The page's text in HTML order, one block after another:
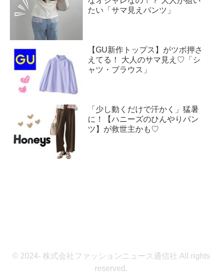
たい「サマ見えパンツ」
【GU新作トップス】がツボ押さ
えてる！ 大人のサマ見え♡「シ
ャツ・ブラウス」
「少し動くだけで汗かく」猛暑
に！【ハニーズのひんやりパン
ツ】が救世主かも♡
© 2024- 株式会社ファッションニュース通信社 All rights
reserved.